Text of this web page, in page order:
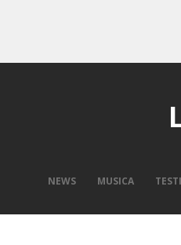
NEWS MUSICA TESTI